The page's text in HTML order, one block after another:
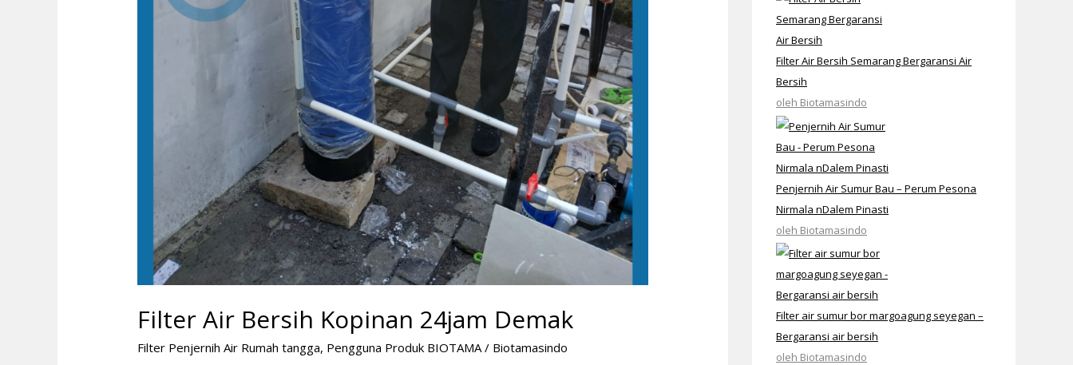
Filter Air Bersih Kopinan 24jam Demak
Filter Penjernih Air Rumah tangga, Pengguna Produk BIOTAMA / Biotamasindo
Filter Air Bersih Semarang Bergaransi Air
Bersih
oleh Biotamasindo
Penjernih Air Sumur Bau – Perum Pesona
Nirmala nDalem Pinasti
oleh Biotamasindo
Filter air sumur bor margoagung seyegan –
Bergaransi air bersih
oleh Biotamasindo